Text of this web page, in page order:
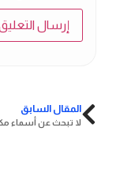
المقال السابق